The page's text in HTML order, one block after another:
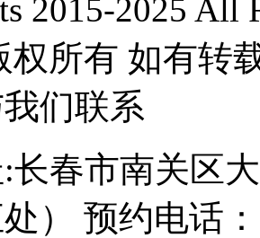
2015-2025 All
权所有 如有转
们联系
长春市南关区
） 预约电话